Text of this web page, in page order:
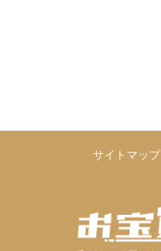
サイトマップ